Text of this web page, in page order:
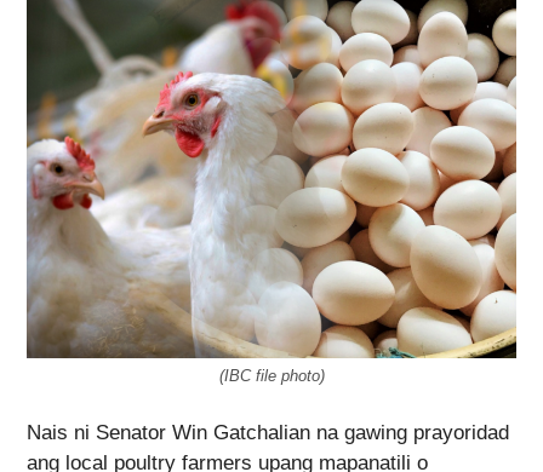
(IBC file photo)
Nais ni Senator Win Gatchalian na gawing prayoridad
ang local poultry farmers upang mapanatili o